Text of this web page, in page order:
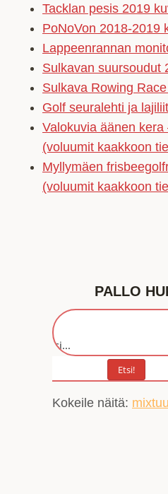
Tacklan pesis 2019
PoNoVon 2018-2019
Lappeenrannan
Sulkavan suursoudut
Sulkava Rowing
Golf seuralehti ja
Valokuvia äänen
(voluumit kaakkoon
Myllymäen
(voluumit kaakkoon
PALLO
Etsi...
Etsi!
Kokeile näitä: